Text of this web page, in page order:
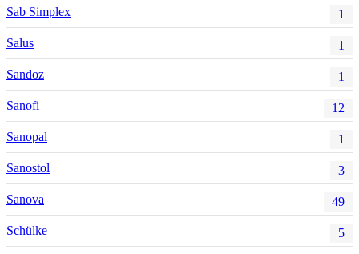
Sab Simplex 1
Salus 1
Sandoz 1
Sanofi 12
Sanopal 1
Sanostol 3
Sanova 49
Schülke 5